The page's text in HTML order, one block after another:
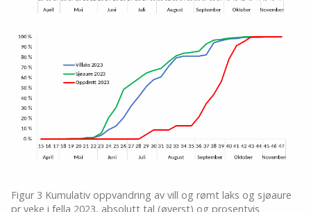
Figur 3 Kumulativ oppvandring av vill og rømt laks og sjøaure
pr veke i fella 2023, absolutt tal (øverst) og prosentvis